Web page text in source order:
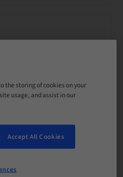
the storing of cookies on your
usage, and assist in our
Accept All Cookies